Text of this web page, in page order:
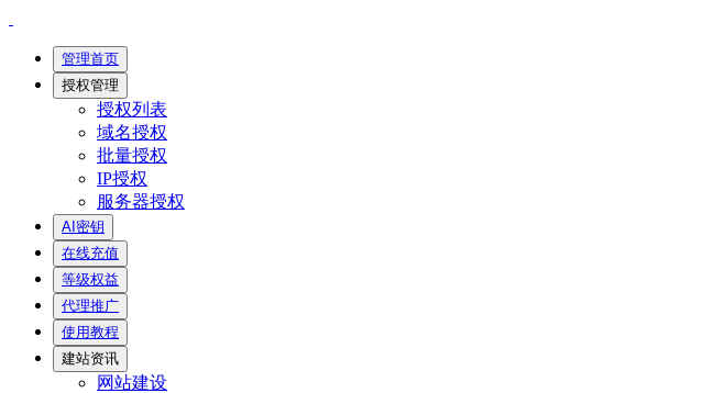
管理首页
授权管理
授权列表
域名授权
批量授权
IP授权
服务器授权
AI密钥
在线充值
等级权益
代理推广
使用教程
建站资讯
网站建设